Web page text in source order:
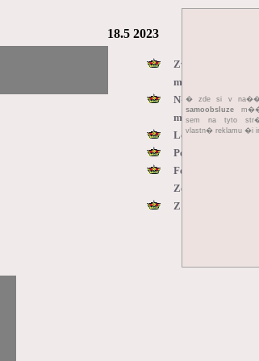
18.5 2023
Zv��ec�
mandar�nsk�
N�m욝 nad
mohou t�it na
Loupe�n�
Pelh�imovsk�
Festival
Zelenou horu i
Z policejn�ho
� zde si v
samoobsluze
sem na tyto
vlastn� reklamu �i